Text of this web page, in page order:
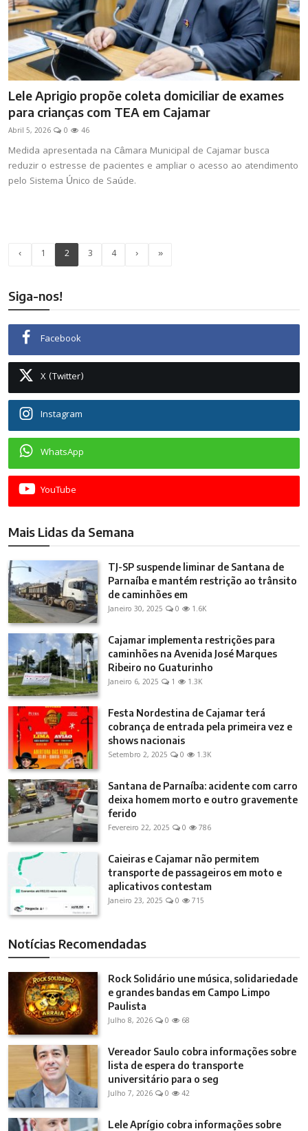
Lele Aprigio propõe coleta domiciliar de exames
para crianças com TEA em Cajamar
Abril 5, 2026 0 46
Medida apresentada na Câmara Municipal de Cajamar busca
reduzir o estresse de pacientes e ampliar o acesso ao atendimento
pelo Sistema Único de Saúde.
‹ 1 2 3 4 › »
Siga-nos!
Facebook
X (Twitter)
Instagram
WhatsApp
YouTube
Mais Lidas da Semana
TJ-SP suspende liminar de Santana de
Parnaíba e mantém restrição ao trânsito
de caminhões em
Janeiro 30, 2025 0 1.6K
Cajamar implementa restrições para
caminhões na Avenida José Marques
Ribeiro no Guaturinho
Janeiro 6, 2025 1 1.3K
Festa Nordestina de Cajamar terá
cobrança de entrada pela primeira vez e
shows nacionais
Setembro 2, 2025 0 1.3K
Santana de Parnaíba: acidente com carro
deixa homem morto e outro gravemente
ferido
Fevereiro 22, 2025 0 786
Caieiras e Cajamar não permitem
transporte de passageiros em moto e
aplicativos contestam
Janeiro 23, 2025 0 715
Notícias Recomendadas
Rock Solidário une música, solidariedade
e grandes bandas em Campo Limpo
Paulista
Julho 8, 2026 0 68
Vereador Saulo cobra informações sobre
lista de espera do transporte
universitário para o seg
Julho 7, 2026 0 42
Lele Aprígio cobra informações sobre